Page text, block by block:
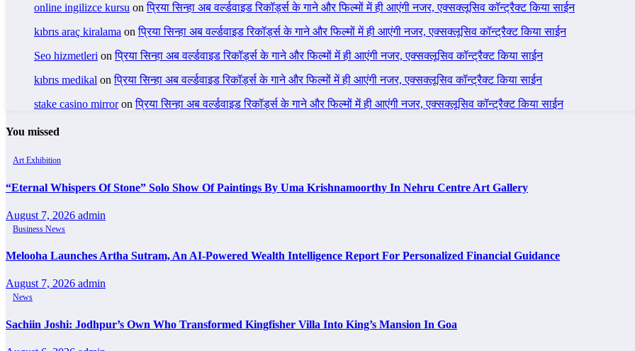
online ingilizce kursu onप्रिया सिन्हा अब वर्ल्डवाइड रिकॉर्ड्स के गाने और फिल्मों में ही आएंगी नजर, एक्सक्लूसिव कॉन्ट्रैक्ट किया साईन
kıbrıs araç kiralama onप्रिया सिन्हा अब वर्ल्डवाइड रिकॉर्ड्स के गाने और फिल्मों में ही आएंगी नजर, एक्सक्लूसिव कॉन्ट्रैक्ट किया साईन
Seo hizmetleri onप्रिया सिन्हा अब वर्ल्डवाइड रिकॉर्ड्स के गाने और फिल्मों में ही आएंगी नजर, एक्सक्लूसिव कॉन्ट्रैक्ट किया साईन
kıbrıs medikal onप्रिया सिन्हा अब वर्ल्डवाइड रिकॉर्ड्स के गाने और फिल्मों में ही आएंगी नजर, एक्सक्लूसिव कॉन्ट्रैक्ट किया साईन
stake casino mirroronप्रिया सिन्हा अब वर्ल्डवाइड रिकॉर्ड्स के गाने और फिल्मों में ही आएंगी नजर, एक्सक्लूसिव कॉन्ट्रैक्ट किया साईन
You missed
Art Exhibition
“Eternal Whispers Of Stone” Solo Show Of Paintings By Uma Krishnamoorthy In Nehru Centre Art Gallery
August 7, 2026 admin
Business News
Melooha Launches Artha Sutram, An AI-Powered Wealth Intelligence Report For Personalized Financial Guidance
August 7, 2026 admin
News
Sachiin Joshi: Jodhpur’s Own Who Transformed Kingfisher Villa Into King’s Mansion In Goa